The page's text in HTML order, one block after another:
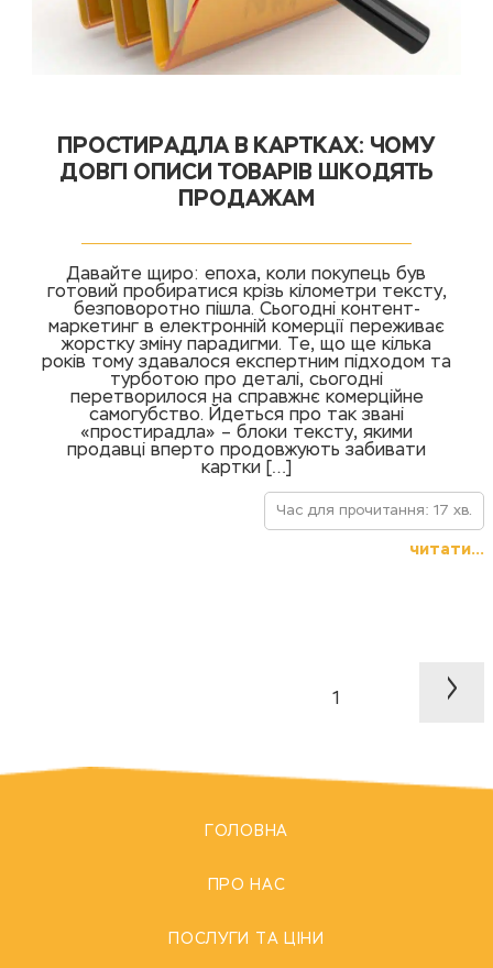
ПРОСТИРАДЛА В КАРТКАХ: ЧОМУ
ДОВГІ ОПИСИ ТОВАРІВ ШКОДЯТЬ
ПРОДАЖАМ
Давайте щиро: епоха, коли покупець був
готовий пробиратися крізь кілометри тексту,
безповоротно пішла. Сьогодні контент-
маркетинг в електронній комерції переживає
жорстку зміну парадигми. Те, що ще кілька
років тому здавалося експертним підходом та
турботою про деталі, сьогодні
перетворилося на справжнє комерційне
самогубство. Йдеться про так звані
«простирадла» – блоки тексту, якими
продавці вперто продовжують забивати
картки […]
Час для прочитання: 17 хв.
читати...
1 >
ГОЛОВНА
ПРО НАС
ПОСЛУГИ ТА ЦІНИ